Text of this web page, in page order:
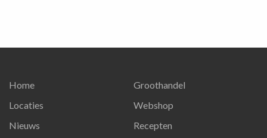
Home
Locaties
Nieuws
Groothandel
Webshop
Recepten